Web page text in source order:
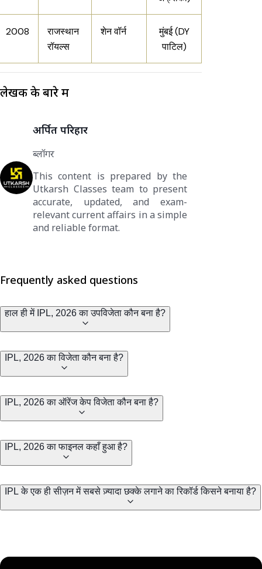
2008
राजस्थान
रॉयल्स
शेन वॉर्न
मुंबई (DY
पाटिल)
लेखक के बारे में
अर्पित परिहार
ब्लॉगर
This content is prepared by the
Utkarsh Classes team to present
accurate, updated, and exam-
relevant current affairs in a simple
and reliable format.
Frequently asked questions
हाल ही में IPL, 2026 का उपविजेता कौन बना है?
IPL, 2026 का विजेता कौन बना है?
IPL, 2026 का ऑरेंज केप विजेता कौन बना है?
IPL, 2026 का फाइनल कहाँ हुआ है?
IPL के एक ही सीज़न में सबसे ज़्यादा छक्के लगाने का रिकॉर्ड किसने बनाया है?